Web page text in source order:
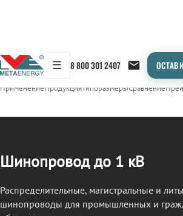
☰ 8 800 301 2407
← Продукция/ШИНОПРОВОД
ПрименениеПродукцияТипоразмерыСравнение
Шинопровод до 1 кВ
Распределительные, магистральные и
шинопроводы для промышленных и